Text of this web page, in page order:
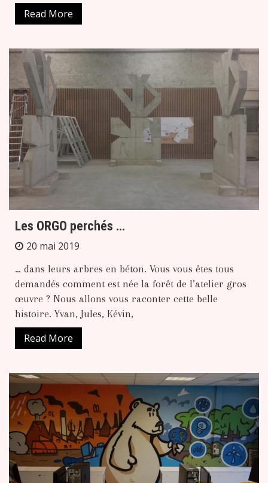
Read More
Les ORGO perchés …
20 mai 2019
… dans leurs arbres en béton. Vous vous êtes tous
demandés comment est née la forêt de l’atelier gros
œuvre ? Nous allons vous raconter cette belle
histoire. Yvan, Jules, Kévin,
Read More